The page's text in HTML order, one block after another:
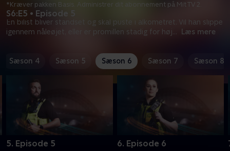
S6:E5 • Episode 5
En bilist bliver standset og skal puste i alkometret. Vil han slippe
igennem nåleøjet, eller er promillen stadig for høj... Læs mere
*Kræver pakken Basis. Administrer dit abonnement på Mit TV 2.
Sæson 4 Sæson 5 Sæson 6 Sæson 7 Sæson 8
5. Episode 5 6. Episode 6